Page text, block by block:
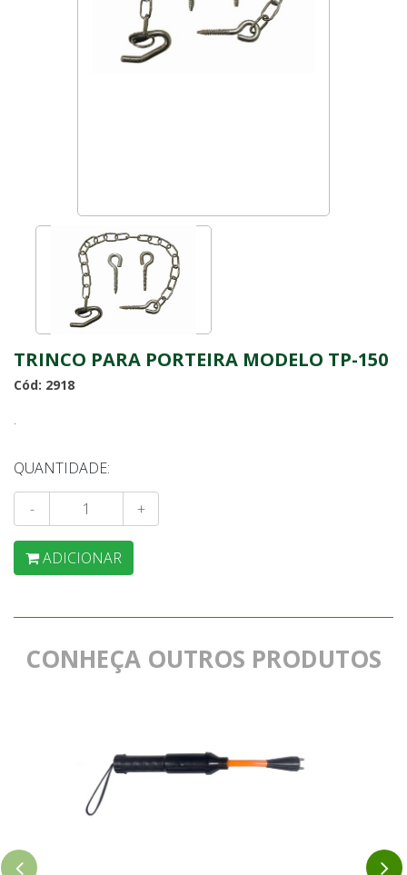
TRINCO PARA PORTEIRA MODELO TP-150
Cód: 2918
.
QUANTIDADE:
- +
ADICIONAR
CONHEÇA OUTROS PRODUTOS